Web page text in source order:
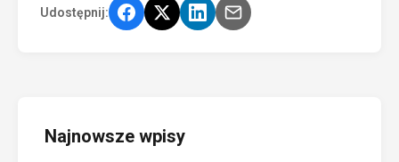
Udostępnij:
Najnowsze wpisy